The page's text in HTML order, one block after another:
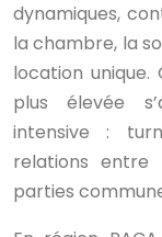
dynamiques,
la chambre, la
location
plus élevée
intensive :
relations entre
parties